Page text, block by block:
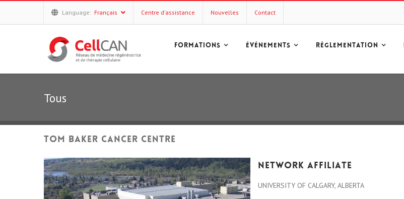
Language: Français Centre d'assistance Nouvelles Contact
FORMATIONS ÉVÉNEMENTS RÉGLEMENTATION
Tous
Tom baker cancer centre
Network affiliate
UNIVERSITY OF CALGARY, ALBERTA